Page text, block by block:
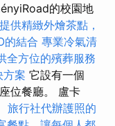
的校園地
提供精緻外燴茶點，
的結合 專業冷氣清
全方位的殯葬服務
方案 它設有一個
位餐廳。 盧卡
旅行社代辦護照的